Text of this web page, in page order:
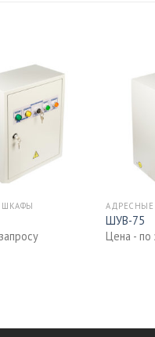
ШУВ-75
Цена - по